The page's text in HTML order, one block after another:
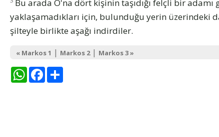
Bu arada O'na dört kişinin taşıdığı felçli bir adamı
yaklaşamadıkları için, bulunduğu yerin üzerindeki
şilteyle birlikte aşağı indirdiler.
« Markos 1 | Markos 2| Markos 3 »
WhatsAppFacebook